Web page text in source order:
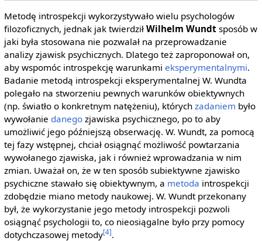
Metodę introspekcji wykorzystywało wielu psychologów
filozoficznych, jednak jak twierdził Wilhelm Wundtsposób w
jaki była stosowana nie pozwalał na przeprowadzanie
analizy zjawisk psychicznych. Dlatego też zaproponował on,
aby wspomóc introspekcję warunkami eksperymentalnymi.
Badanie metodą introspekcji eksperymentalnej W. Wundta
polegało na stworzeniu pewnych warunków obiektywnych
(np. światło o konkretnym natężeniu), których zadaniem było
wywołanie danegozjawiska psychicznego, po to aby
umożliwić jego późniejszą obserwację. W. Wundt, za pomocą
tej fazy wstępnej, chciał osiągnąć możliwość powtarzania
wywołanego zjawiska, jak i również wprowadzania w nim
zmian. Uważał on, że w ten sposób subiektywne zjawisko
psychiczne stawało się obiektywnym, a metoda introspekcji
zdobędzie miano metody naukowej. W. Wundt przekonany
był, że wykorzystanie jego metody introspekcji pozwoli
osiągnąć psychologii to, co nieosiągalne było przy pomocy
dotychczasowej metody[4].